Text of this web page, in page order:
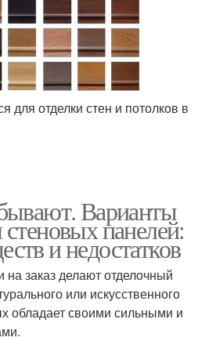
отделки стен и потолков в
Варианты
панелей:
и недостатков
заказ делают отделочный
или искусственного
обладает своими сильными и